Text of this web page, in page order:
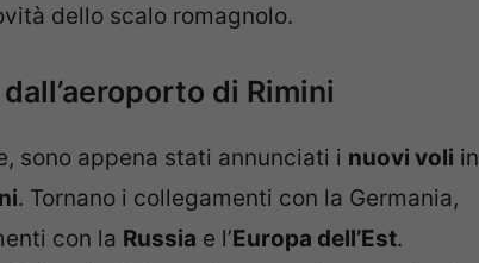
dello scalo romagnolo.
di Rimini
sono appena stati annunciati i nuovi voli in
. Tornano i collegamenti con la Germania,
con la Russia e l’Europa dell’Est.